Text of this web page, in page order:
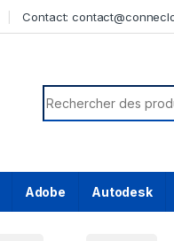
Contact:
Search for:
Adobe Autodesk